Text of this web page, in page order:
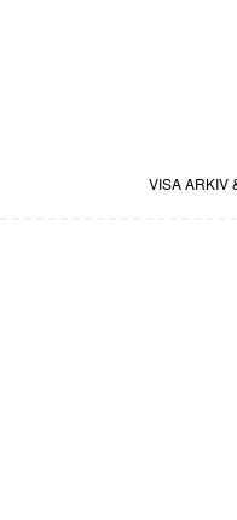
VISA ARKIV